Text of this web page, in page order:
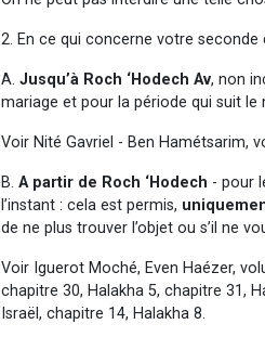
2. En ce qui concerne votre seconde
A. Jusqu’à Roch ‘Hodech Av, non
mariage et pour la période qui suit le
Voir Nité Gavriel - Ben Hamétsarim,
B. A partir de Roch ‘Hodech - pour
l’instant : cela est permis,
de ne plus trouver l’objet ou s’il ne
Voir Iguerot Moché, Even Haézer,
chapitre 30, Halakha 5, chapitre 31,
Israël, chapitre 14, Halakha 8.